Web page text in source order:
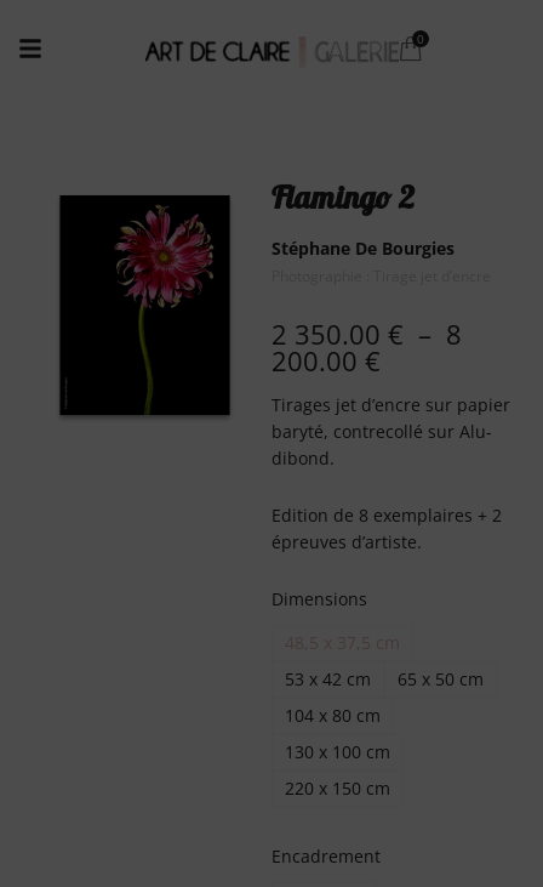
Flamingo 2
Stéphane De Bourgies
2 350.00 € – 8
200.00 €
Tirages jet d’encre sur papier
baryté, contrecollé sur Alu-
dibond.
Edition de 8 exemplaires + 2
épreuves d’artiste.
Dimensions
53 x 42 cm
65 x 50 cm
104 x 80 cm
130 x 100 cm
220 x 150 cm
Encadrement